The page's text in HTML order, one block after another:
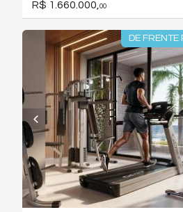
R$ 1.660.000,00
DE FRENTE